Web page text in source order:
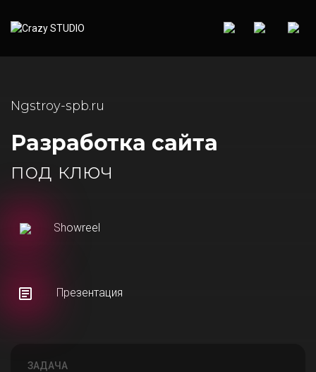
Ngstroy-spb.ru
Разработка сайта
под ключ
Showreel
Презентация
ЗАДАЧА